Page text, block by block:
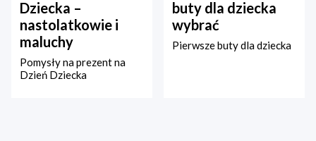
Dziecka –
nastolatkowie i
maluchy
Pomysły na prezent na
Dzień Dziecka
buty dla dziecka
wybrać
Pierwsze buty dla dziecka